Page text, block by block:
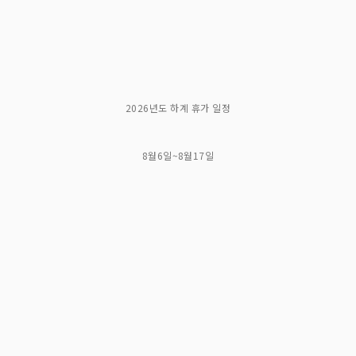
2026년도 하계 휴가 일정
8월6일~8월17일